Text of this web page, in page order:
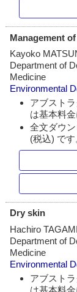
Management
Kayoko
Department of
Medicine
Environmental
アブスト
は基本料金
全文ダウ
(税込) です
Dry skin
Hachiro TAGAMI
Department of
Medicine
Environmental
アブスト
は基本料金